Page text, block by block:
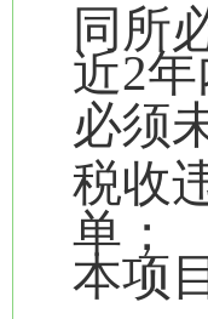
同所
近2
必须
税收
单；
本项